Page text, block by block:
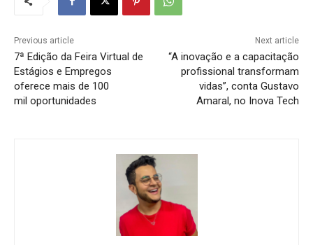
Previous article
7ª Edição da Feira Virtual de
Estágios e Empregos
oferece mais de 100
mil oportunidades
Next article
“A inovação e a capacitação
profissional transformam
vidas”, conta Gustavo
Amaral, no Inova Tech